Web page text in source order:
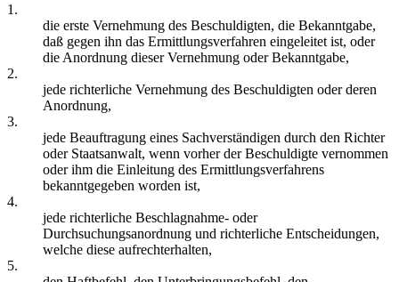
1.
die erste Vernehmung des Beschuldigten, die Bekanntgabe,
daß gegen ihn das Ermittlungsverfahren eingeleitet ist, oder
die Anordnung dieser Vernehmung oder Bekanntgabe,
2.
jede richterliche Vernehmung des Beschuldigten oder deren
Anordnung,
3.
jede Beauftragung eines Sachverständigen durch den Richter
oder Staatsanwalt, wenn vorher der Beschuldigte vernommen
oder ihm die Einleitung des Ermittlungsverfahrens
bekanntgegeben worden ist,
4.
jede richterliche Beschlagnahme- oder
Durchsuchungsanordnung und richterliche Entscheidungen,
welche diese aufrechterhalten,
5.